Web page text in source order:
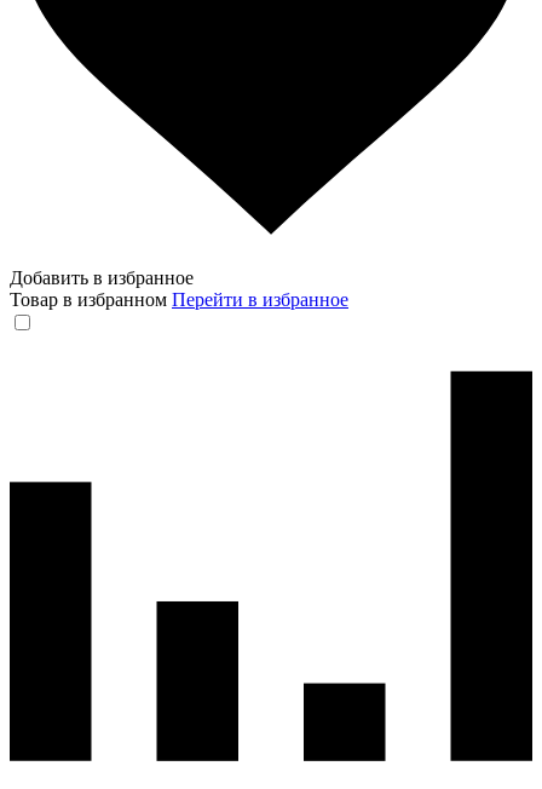
Добавить в избранное
Товар в избранном Перейти в избранное